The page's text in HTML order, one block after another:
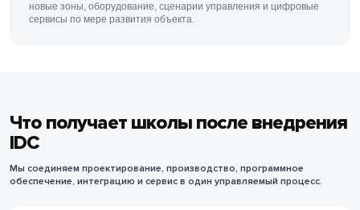
новые зоны, оборудование, сценарии управления и цифровые
сервисы по мере развития объекта.
Что получает школы после внедрения
IDC
Мы соединяем проектирование, производство, программное
обеспечение, интеграцию и сервис в один управляемый процесс.